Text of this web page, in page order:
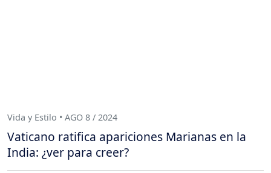
Vida y Estilo • AGO 8 / 2024
Vaticano ratifica apariciones Marianas en la
India: ¿ver para creer?